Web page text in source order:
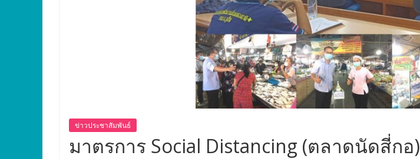
ข่าวประชาสัมพันธ์
มาตรการ Social Distancing (ตลาดนัดสี่กอ)